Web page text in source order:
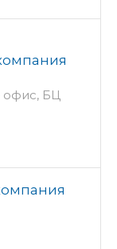
офис, БЦ